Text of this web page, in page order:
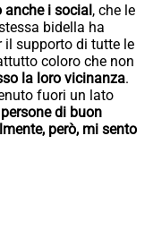
anche i social, che le
bidella ha
il supporto di tutte le
coloro che non
la loro vicinanza.
fuori un lato
di buon
però, mi sento